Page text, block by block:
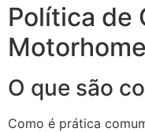
Política de
O que são
Como é prática